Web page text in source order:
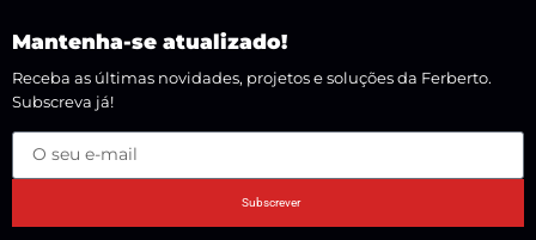
Mantenha-se atualizado!
Receba as últimas novidades, projetos e soluções da Ferberto.
Subscreva já!
Subscrever